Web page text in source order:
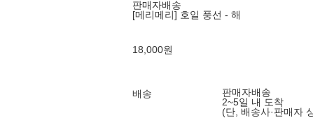
판매자배송
[메리메리] 호일 풍선 - 해
18,000원
배송
판매자배송
2~5일 내 도착
(단, 배송사·판매자